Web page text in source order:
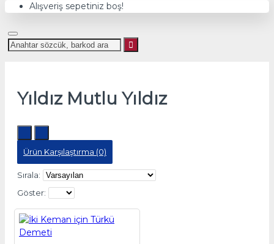
Alışveriş sepetiniz boş!
Yıldız Mutlu Yıldız
Ürün Karşılaştırma (0)
Sırala:
Göster: